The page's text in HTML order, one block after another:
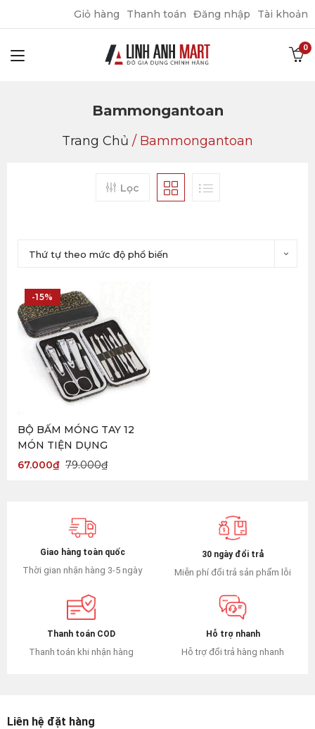
Giỏ hàng Thanh toán Đăng nhập Tài khoản
Bammongantoan
Trang Chủ / Bammongantoan
Lọc
Thứ tự theo mức độ phổ biến
-15%
BỘ BẤM MÓNG TAY 12
MÓN TIỆN DỤNG
79.000₫
67.000₫
Giao hàng toàn quốc
Thời gian nhận hàng 3-5 ngày
30 ngày đổi trả
Miễn phí đổi trả sản phẩm lỗi
Thanh toán COD
Thanh toán khi nhận hàng
Hỗ trợ nhanh
Hỗ trợ đổi trả hàng nhanh
Liên hệ đặt hàng